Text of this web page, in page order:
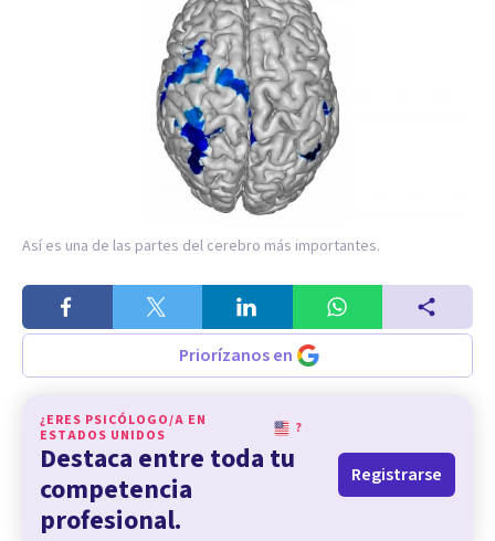
Así es una de las partes del cerebro más importantes.
Priorízanos en
¿ERES PSICÓLOGO/A EN
ESTADOS UNIDOS
?
Destaca entre toda tu
competencia
profesional.
Registrarse